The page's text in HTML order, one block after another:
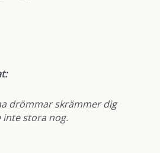
drömmar skrämmer dig
inte stora nog.